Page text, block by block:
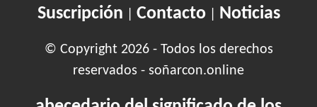
Suscripción Contacto| Noticias
© Copyright 2026 - Todos los derechos
reservados - soñarcon.online